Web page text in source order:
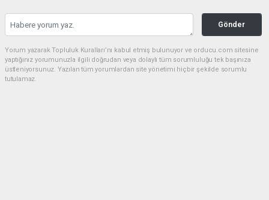
Gönder
Yorum yazarak Topluluk Kuralları’nı kabul etmiş bulunuyor ve orducu.com sitesine
yaptığınız yorumunuzla ilgili doğrudan veya dolaylı tüm sorumluluğu tek başınıza
üstleniyorsunuz. Yazılan tüm yorumlardan site yönetimi hiçbir şekilde sorumlu
tutulamaz.